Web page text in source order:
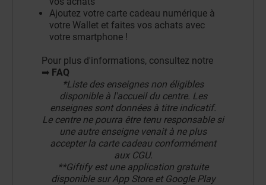
Ajoutez votre carte cadeau numérique à
votre Wallet et faites vos achats avec
votre smartphone !
Pour plus d'informations, consultez notre
➡ FAQ
*Liste des enseignes non éligibles
disponible à l'accueil du centre. Les
enseignes sont données à titre indicatif.
Le centre ne pourra être tenu responsable si
une autre enseigne venait à ne plus
accepter la carte cadeau conformément
aux CGU.
**Giftify est une application gratuite
disponible sur App Store et Google Play